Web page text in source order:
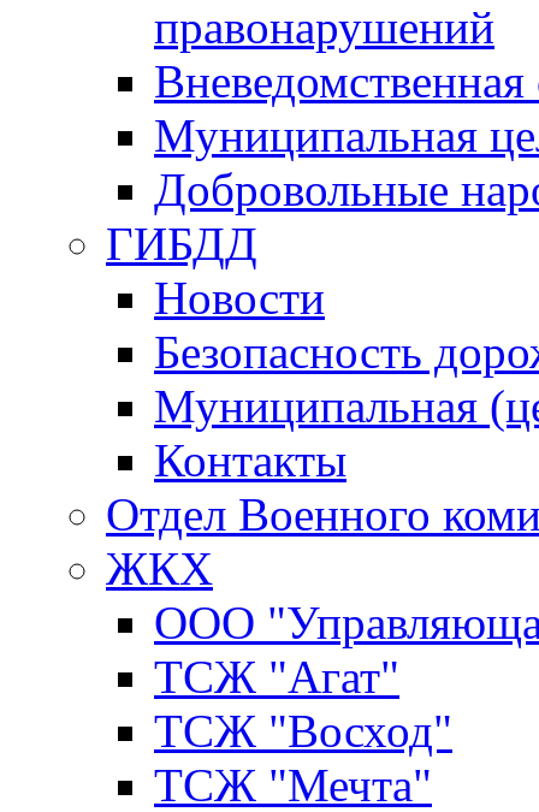
правонарушений
Вневедомственная
Муниципальная
Добровольные
ГИБДД
Новости
Безопасность
Муниципальная
Контакты
Отдел Военного
ЖКХ
ООО
ТСЖ "Агат"
ТСЖ "Восход"
ТСЖ "Мечта"